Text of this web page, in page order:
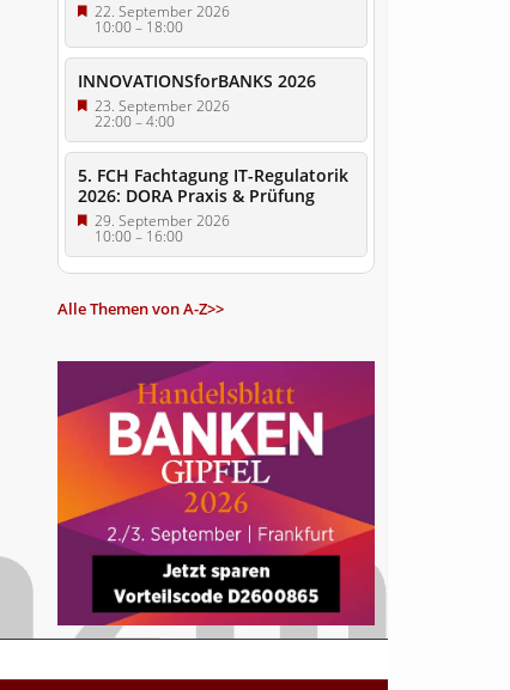
22. September 2026
10:00– 18:00
INNOVATIONSforBANKS 2026
23. September 2026
22:00–4:00
5. FCH Fachtagung IT-Regulatorik
2026: DORA Praxis & Prüfung
29. September 2026
10:00– 16:00
Alle Themen von A-Z>>